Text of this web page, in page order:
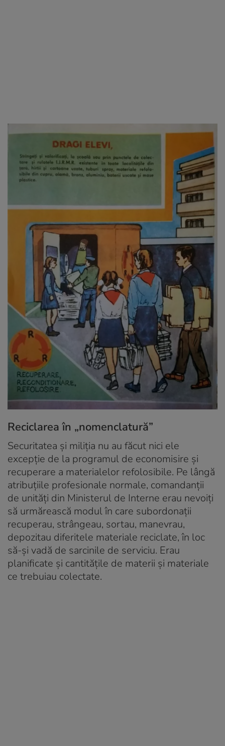
Reciclarea în „nomenclatură”
Securitatea şi miliţia nu au făcut nici ele
excepţie de la programul de economisire şi
recuperare a materialelor refolosibile. Pe lângă
atribuţiile profesionale normale, comandanţii
de unităţi din Ministerul de Interne erau nevoiţi
să urmărească modul în care subordonaţii
recuperau, strângeau, sortau, manevrau,
depozitau diferitele materiale reciclate, în loc
să-şi vadă de sarcinile de serviciu. Erau
planificate şi cantităţile de materii şi materiale
ce trebuiau colectate.